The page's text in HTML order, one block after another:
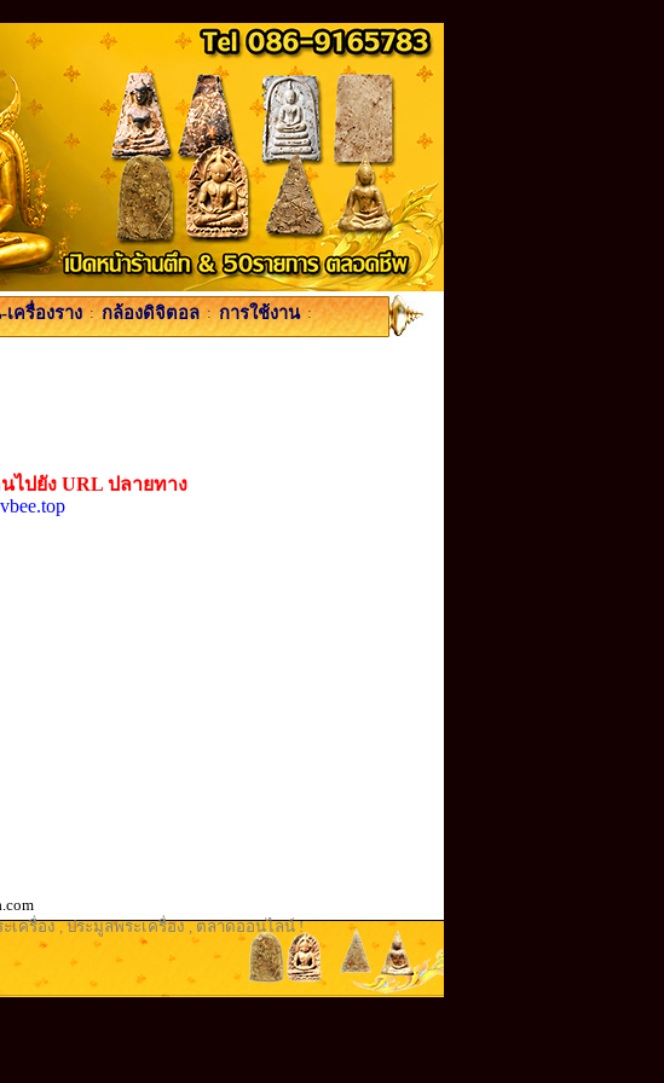
ครื่องราง : กล้องดิจิตอล : การใช้งาน :
ไปยัง URL ปลายทาง
เครื่อง, ประมูลพระเครื่อง , ตลาดออนไลน์ !